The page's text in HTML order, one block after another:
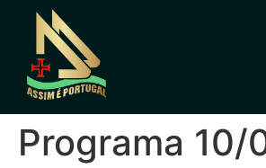
Programa 10/